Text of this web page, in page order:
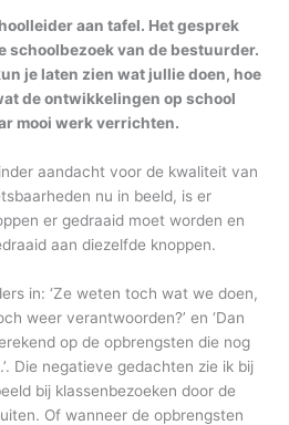
aan tafel. Het gesprek
schoolbezoek van de bestuurder.
je laten zien wat jullie doen, hoe
de ontwikkelingen op school
mooi werk verrichten.
aandacht voor de kwaliteit van
nu in beeld, is er
er gedraaid moet worden en
aan diezelfde knoppen.
in: ‘Ze weten toch wat we doen,
weer verantwoorden?’ en ‘Dan
op de opbrengsten die nog
Die negatieve gedachten zie ik bij
bij klassenbezoeken door de
Of wanneer de opbrengsten